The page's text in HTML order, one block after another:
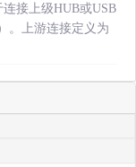
接上级HUB或USB
。上游连接定义为